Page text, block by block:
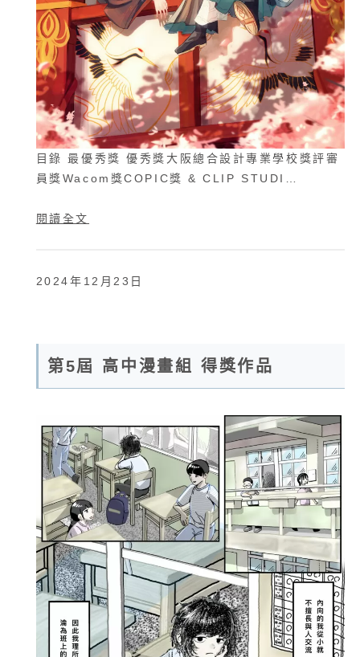
目錄 最優秀獎 優秀獎大阪總合設計專業學校獎評審
員獎Wacom獎COPIC獎 & CLIP STUDI…
閱讀全文
2024年12月23日
第5屆 高中漫畫組 得獎作品